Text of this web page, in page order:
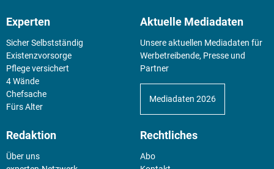
Experten
Sicher Selbstständig
Existenz­vorsorge
Pflege versichert
4 Wände
Chefsache
Fürs Alter
Aktuelle Mediadaten
Unsere aktuellen Mediadaten für
Werbetreibende, Presse und
Partner
Mediadaten 2026
Redaktion
Über uns
Rechtliches
Abo